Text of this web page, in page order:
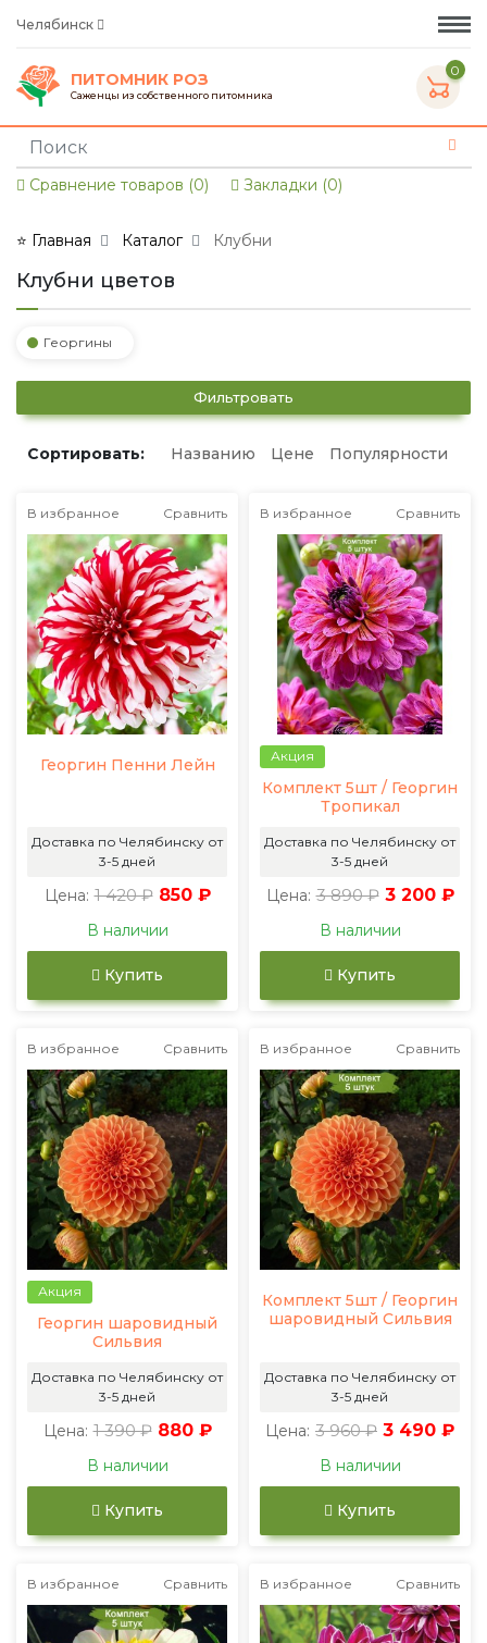
Челябинск
ПИТОМНИК РОЗ
Саженцы из собственного питомника
0
Сравнение товаров (0) Закладки (0)
⭐ Главная Каталог Клубни
Клубни цветов
Георгины
Фильтровать
Сортировать: Названию Цене Популярности
В избранное Сравнить
Георгин Пенни Лейн
Доставка по Челябинску от
3-5 дней
Цена: 1 420 ₽ 850 ₽
В наличии
Купить
В избранное Сравнить
Акция
Комплект 5шт / Георгин
Тропикал
Доставка по Челябинску от
3-5 дней
Цена: 3 890 ₽ 3 200 ₽
В наличии
Купить
В избранное Сравнить
Акция
Георгин шаровидный
Сильвия
Доставка по Челябинску от
3-5 дней
Цена: 1 390 ₽ 880 ₽
В наличии
Купить
В избранное Сравнить
Комплект 5шт / Георгин
шаровидный Сильвия
Доставка по Челябинску от
3-5 дней
Цена: 3 960 ₽ 3 490 ₽
В наличии
Купить
В избранное Сравнить В избранное Сравнить